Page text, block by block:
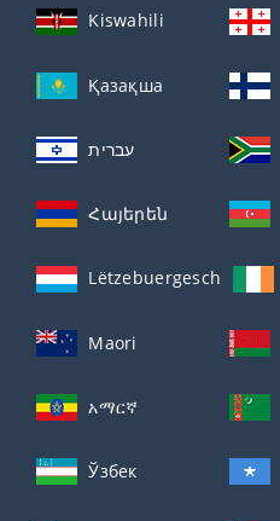
Kiswahili
Қазақша
עברית
Հայերեն
Lëtzebuergesch
Maori
አማርኛ
Ўзбек